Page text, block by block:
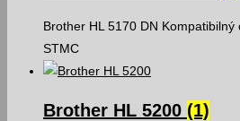
Brother HL 5170 DN
STMC
Brother HL 5200 (1)